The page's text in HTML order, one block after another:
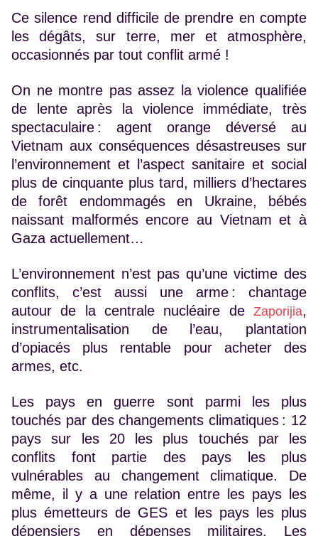
Ce silence rend difficile de prendre en compte
les dégâts, sur terre, mer et atmosphère,
occasionnés par tout conflit armé !
On ne montre pas assez la violence qualifiée
de lente après la violence immédiate, très
spectaculaire : agent orange déversé au
Vietnam aux conséquences désastreuses sur
l’environnement et l’aspect sanitaire et social
plus de cinquante plus tard, milliers d’hectares
de forêt endommagés en Ukraine, bébés
naissant malformés encore au Vietnam et à
Gaza actuellement…
L’environnement n’est pas qu’une victime des
conflits, c’est aussi une arme : chantage
autour de la centrale nucléaire de Zaporijia,
instrumentalisation de l’eau, plantation
d’opiacés plus rentable pour acheter des
armes, etc.
Les pays en guerre sont parmi les plus
touchés par des changements climatiques : 12
pays sur les 20 les plus touchés par les
conflits font partie des pays les plus
vulnérables au changement climatique. De
même, il y a une relation entre les pays les
plus émetteurs de GES et les pays les plus
dépensiers en dépenses militaires. Les